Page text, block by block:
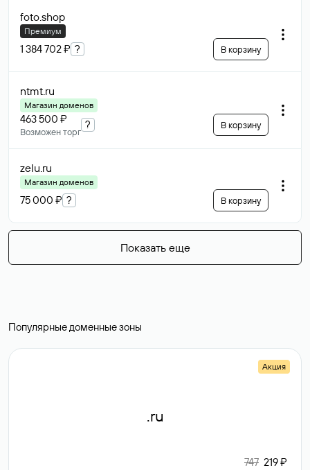
foto.shop
Премиум
1 384 702 ₽ ? В корзину
ntmt.ru
Магазин доменов
463 500 ₽
Возможен торг
? В корзину
zelu.ru
Магазин доменов
75 000 ₽ ? В корзину
Показать еще
Популярные доменные зоны
Акция
.ru
747 219 ₽